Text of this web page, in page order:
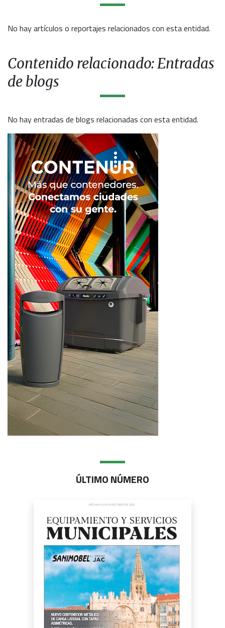
No hay artículos o reportajes relacionados con esta entidad.
Contenido relacionado: Entradas
de blogs
No hay entradas de blogs relacionadas con esta entidad.
ÚLTIMO NÚMERO